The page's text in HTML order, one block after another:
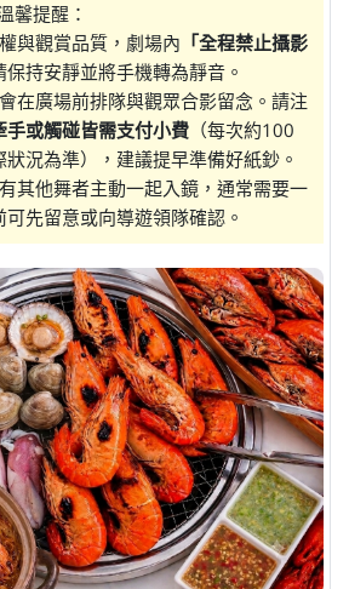
馨提醒：
與觀賞品質，劇場內 「全程禁止攝影
保持安靜並將手機轉為靜音。
在廣場前排隊與觀眾合影留念。請注
手或觸碰皆需支付小費 （每次約100
況為準），建議提早準備好紙鈔。
其他舞者主動一起入鏡，通常需要一
先留意或向導遊領隊確認。